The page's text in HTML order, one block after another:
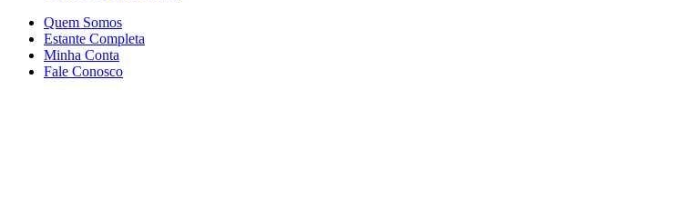
Quem Somos
Estante Completa
Minha Conta
Fale Conosco